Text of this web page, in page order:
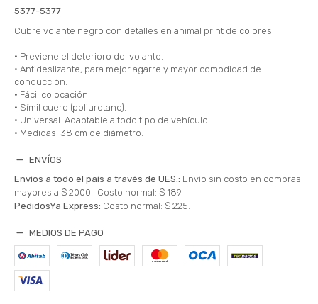
5377-5377
Cubre volante negro con detalles en animal print de colores
• Previene el deterioro del volante.
• Antideslizante, para mejor agarre y mayor comodidad de
conducción.
• Fácil colocación.
• Símil cuero (poliuretano).
• Universal. Adaptable a todo tipo de vehículo.
• Medidas: 38 cm de diámetro.
ENVÍOS
Envíos a todo el país a través de UES.: Envío sin costo en compras
mayores a $ 2000 | Costo normal: $ 189.
PedidosYa Express: Costo normal: $ 225.
MEDIOS DE PAGO